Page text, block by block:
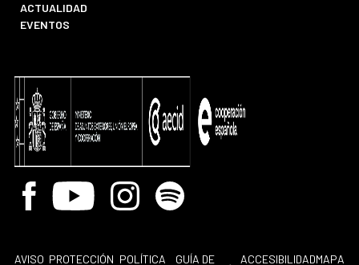
ACTUALIDAD
EVENTOS
Facebook
Youtube InstagramSpotify
AVISO PROTECCIÓN POLÍTICA
GUÍA DE
ACCESIBILIDADMAPA